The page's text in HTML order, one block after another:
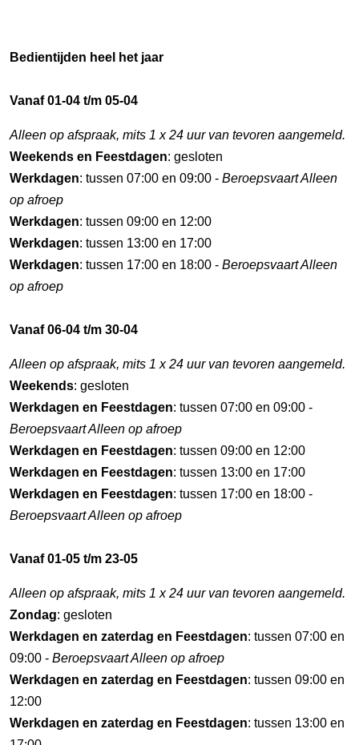
Bedientijden heel het jaar
Vanaf 01-04 t/m 05-04
Alleen op afspraak, mits 1 x 24 uur van tevoren aangemeld.
Weekends en Feestdagen: gesloten
Werkdagen: tussen 07:00 en 09:00 - Beroepsvaart Alleen
op afroep
Werkdagen: tussen 09:00 en 12:00
Werkdagen: tussen 13:00 en 17:00
Werkdagen: tussen 17:00 en 18:00 - Beroepsvaart Alleen
op afroep
Vanaf 06-04 t/m 30-04
Alleen op afspraak, mits 1 x 24 uur van tevoren aangemeld.
Weekends: gesloten
Werkdagen en Feestdagen: tussen 07:00 en 09:00 -
Beroepsvaart Alleen op afroep
Werkdagen en Feestdagen: tussen 09:00 en 12:00
Werkdagen en Feestdagen: tussen 13:00 en 17:00
Werkdagen en Feestdagen: tussen 17:00 en 18:00 -
Beroepsvaart Alleen op afroep
Vanaf 01-05 t/m 23-05
Alleen op afspraak, mits 1 x 24 uur van tevoren aangemeld.
Zondag: gesloten
Werkdagen en zaterdag en Feestdagen: tussen 07:00 en
09:00 - Beroepsvaart Alleen op afroep
Werkdagen en zaterdag en Feestdagen: tussen 09:00 en
12:00
Werkdagen en zaterdag en Feestdagen: tussen 13:00 en